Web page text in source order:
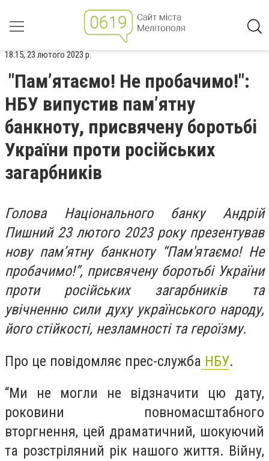
18:15, 23 лютого 2023 р.
"Пам’ятаємо! Не пробачимо!":
НБУ випустив пам’ятну
банкноту, присвячену боротьбі
України проти російських
загарбників
Голова Національного банку Андрій
Пишний 23 лютого 2023 року презентував
нову пам’ятну банкноту “Пам'ятаємо! Не
пробачимо!”, присвячену боротьбі України
проти російських загарбників та
увічненню сили духу українського народу,
його стійкості, незламності та героїзму.
Про це повідомляє прес-служба НБУ.
“Ми не могли не відзначити цю дату,
роковини повномасштабного
вторгнення, цей драматичний, шокуючий
та розстріляний рік нашого життя. Війну,